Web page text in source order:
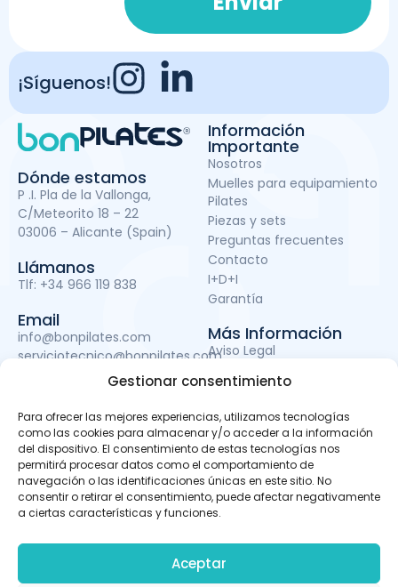
Gestionar consentimiento
Para ofrecer las mejores experiencias, utilizamos tecnologías
como las cookies para almacenar y/o acceder a la información
del dispositivo. El consentimiento de estas tecnologías nos
permitirá procesar datos como el comportamiento de
navegación o las identificaciones únicas en este sitio. No
consentir o retirar el consentimiento, puede afectar negativamente
a ciertas características y funciones.
Aceptar
Dónde estamos
P .I. Pla de la Vallonga,
C/Meteorito 18 – 22
03006 – Alicante (Spain)
Llámanos
Tlf: +34 966 119 838
Email
info@bonpilates.com
serviciotecnico@bonpilates.com
Información
Importante
Nosotros
Muelles para equipamiento
Pilates
Piezas y sets
Preguntas frecuentes
Contacto
I+D+I
Garantía
Más Información
Aviso Legal
Política de Privacidad
Política de cookies
Subvenciones
¡Síguenos!
BONPILATES S.L. ha sido beneficiaria del Fondo Europeo de
Desarrollo Regional cuyo objetivo es mejorar el uso y la
calidad de las tecnologías de la información y de las
apps móviles, otro de Desarrollo de material promocional